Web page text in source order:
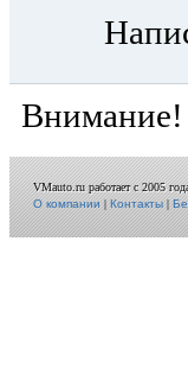
Внимание!
VMauto.ru работает с 2005
О компании|Контакты|